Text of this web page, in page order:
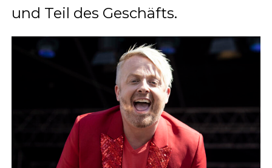
und Teil des Geschäfts.